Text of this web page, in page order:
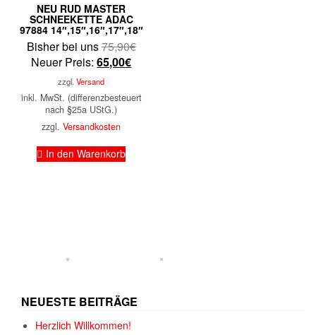
NEU RUD MASTER
SCHNEEKETTE ADAC
97884 14″,15″,16″,17″,18″
Bisher bei uns75,90€Ursprünglicher
75,90€
Neuer Preis: 65,00€Aktueller
ist:
zzgl.Versand
inkl. MwSt. (differenzbesteuert
nach §25a UStG.)
zzgl.Versandkosten
In den Warenkorb
NEUESTE BEITRÄGE
Herzlich Willkommen!